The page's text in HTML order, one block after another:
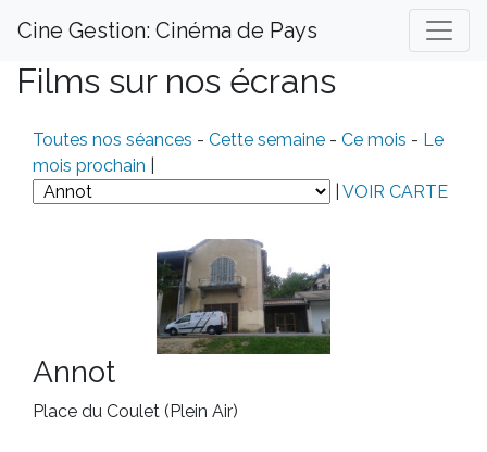
Cine Gestion: Cinéma de Pays
Films sur nos écrans
Toutes nos séances - Cette semaine - Ce mois - Le
mois prochain
VOIR CARTE
Annot
Place du Coulet (Plein Air)